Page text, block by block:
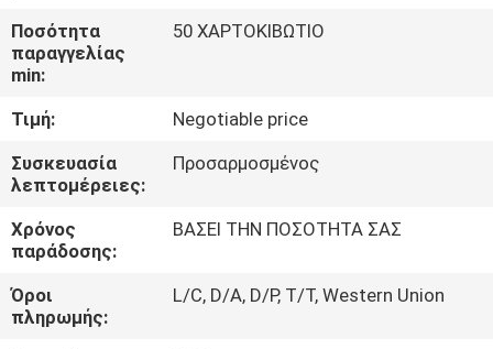
ΜΑΣ
ΕΛΆΤΕ
ΕΠΑΦΉ
ΜΕ
ΕΙΔΉΣΕΙΣ
SITEMAP
Ποσότητα
παραγγελίας
min:
50 ΧΑΡΤΟΚΙΒΩΤΙΟ
Τιμή:
Negotiable price
Συσκευασία
λεπτομέρειες:
Προσαρμοσμένος
Χρόνος
παράδοσης:
ΒΑΣΕΙ ΤΗΝ ΠΟΣΟΤΗΤΑ ΣΑΣ
Όροι
πληρωμής:
L/C, D/A, D/P, T/T, Western Union